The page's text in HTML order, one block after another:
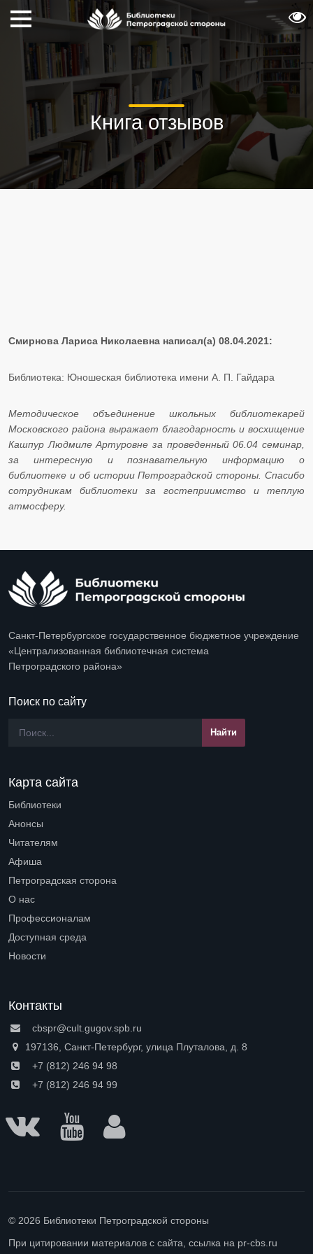
Книга отзывов
Смирнова Лариса Николаевна написал(а) 08.04.2021:
Библиотека: Юношеская библиотека имени А. П. Гайдара
Методическое объединение школьных библиотекарей
Московского района выражает благодарность и восхищение
Кашпур Людмиле Артуровне за проведенный 06.04 семинар,
за интересную и познавательную информацию о
библиотеке и об истории Петроградской стороны. Спасибо
сотрудникам библиотеки за гостеприимство и теплую
атмосферу.
Санкт-Петербургское государственное бюджетное учреждение
«Централизованная библиотечная система
Петроградского района»
Поиск по сайту
Карта сайта
Библиотеки
Анонсы
Читателям
Афиша
Петроградская сторона
О нас
Профессионалам
Доступная среда
Новости
Контакты
cbspr@cult.gugov.spb.ru
197136, Санкт-Петербург, улица Плуталова, д. 8
+7 (812) 246 94 98
+7 (812) 246 94 99
© 2026 Библиотеки Петроградской стороны
При цитировании материалов с сайта, ссылка на pr-cbs.ru